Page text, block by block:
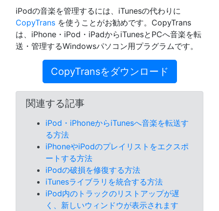
iPodの音楽を管理するには、iTunesの代わりに
CopyTrans を使うことがお勧めです。CopyTrans
は、iPhone・iPod・iPadからiTunesとPCへ音楽を転
送・管理するWindowsパソコン用プラグラムです。
CopyTransをダウンロード
関連する記事
iPod・iPhoneからiTunesへ音楽を転送す
る方法
iPhoneやiPodのプレイリストをエクスポ
ートする方法
iPodの破損を修復する方法
iTunesライブラリを統合する方法
iPod内のトラックのリストアップが遅
く、新しいウィンドウが表示されます